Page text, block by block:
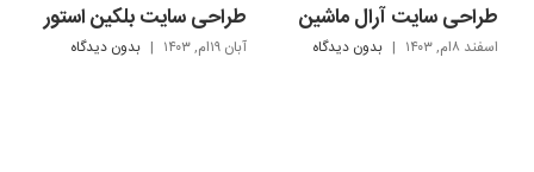
طراحی سایت آرال ماشین
اسفند ۸ام, ۱۴۰۳ | بدون ديدگاه
طراحی سایت بلکین استور
آبان ۱۹ام, ۱۴۰۳ | بدون ديدگاه